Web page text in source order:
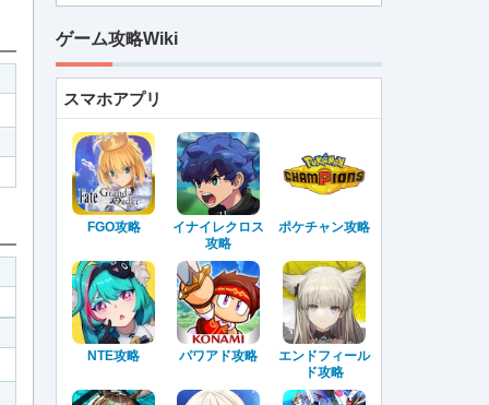
ゲーム攻略Wiki
スマホアプリ
FGO攻略
イナイレクロス
攻略
ポケチャン攻略
NTE攻略 パワアド攻略
エンドフィール
ド攻略